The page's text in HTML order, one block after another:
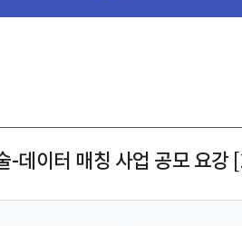
-데이터 매칭 사업 공모 요